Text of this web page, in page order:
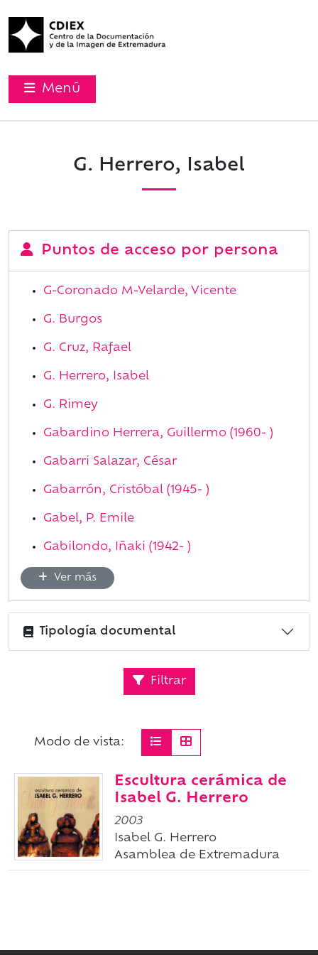
Menú
G. Herrero, Isabel
Puntos de acceso por persona
G-Coronado M-Velarde, Vicente
G. Burgos
G. Cruz, Rafael
G. Herrero, Isabel
G. Rimey
Gabardino Herrera, Guillermo (1960- )
Gabarri Salazar, César
Gabarrón, Cristóbal (1945- )
Gabel, P. Emile
Gabilondo, Iñaki (1942- )
Ver más
Tipología documental
Filtrar
Modo de vista:
Escultura cerámica de
Isabel G. Herrero
2003
Isabel G. Herrero
Asamblea de Extremadura